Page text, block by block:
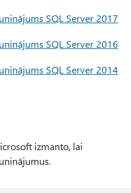
SQL Server 2017
SQL Server 2016
SQL Server 2014
izmanto, lai